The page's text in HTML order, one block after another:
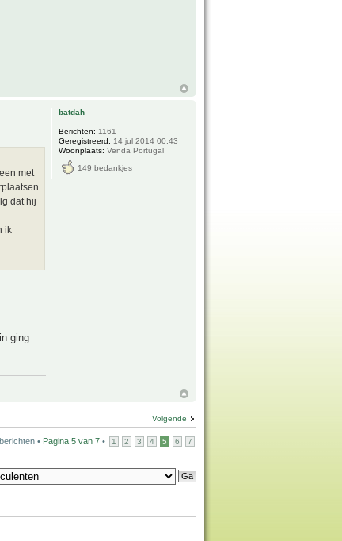
met
dat hij
ik
ging
batdah
Berichten: 1161
Geregistreerd: 14 jul 2014 00:43
Woonplaats: Venda Portugal
149 bedankjes
Volgende
• Pagina 5 van 7 • 1 2 3 4 5 6 7